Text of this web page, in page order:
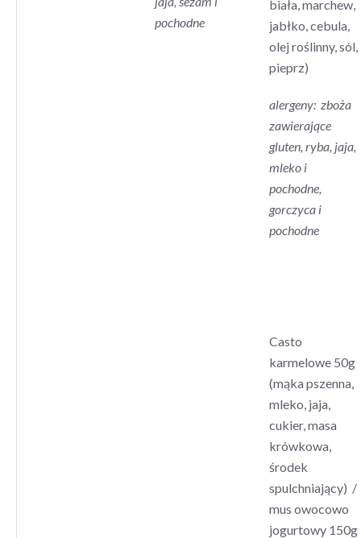
pochodne
biała, marchew,
jabłko, cebula,
olej roślinny, sól,
pieprz)
alergeny: zboża
zawierające
gluten, ryba, jaja,
mleko i
pochodne,
gorczyca i
pochodne
Casto
karmelowe 50g
(mąka pszenna,
mleko, jaja,
cukier, masa
krówkowa,
środek
spulchniający) /
mus owocowo
jogurtowy 150g